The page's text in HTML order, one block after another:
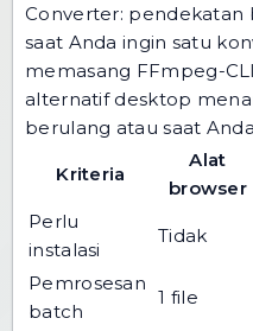
Converter:
saat Anda ingin satu
memasang FFmpeg-
alternatif desktop
berulang atau saat
Kriteria
Alat
browser
Perlu
instalasi
Tidak
Pemrosesan
batch
1 file